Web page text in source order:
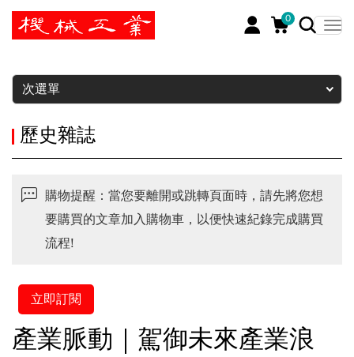
0
暫停
次選單
歷史雜誌
購物提醒：當您要離開或跳轉頁面時，請先將您想
要購買的文章加入購物車，以便快速紀錄完成購買
流程!
立即訂閱
產業脈動｜駕御未來產業浪